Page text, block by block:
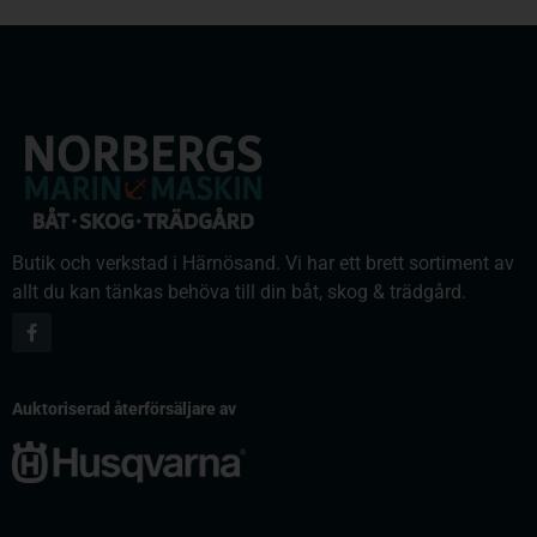
Butik och verkstad i Härnösand. Vi har ett brett sortiment av
allt du kan tänkas behöva till din båt, skog & trädgård.
Auktoriserad återförsäljare av